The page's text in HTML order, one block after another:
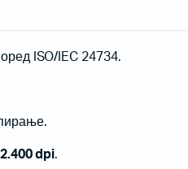
ISO/IEC 24734.
dpi.